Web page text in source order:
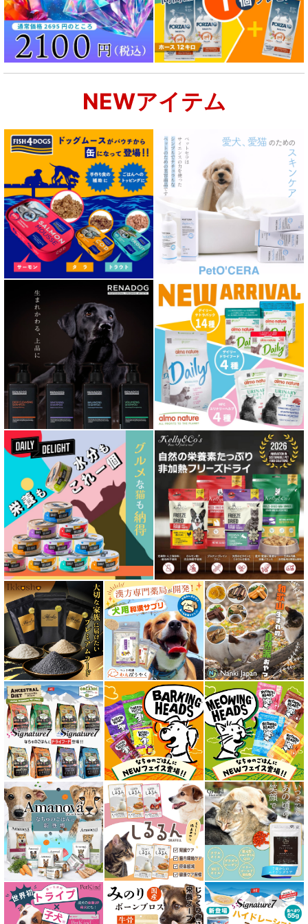
NEWアイテム